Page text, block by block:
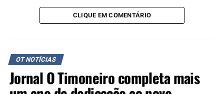
CLIQUE EM COMENTÁRIO
OT NOTÍCIAS
Jornal O Timoneiro completa mais